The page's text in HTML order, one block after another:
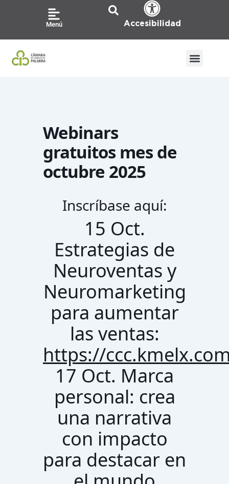
Menú Accesibilidad
Webinars
gratuitos mes de
octubre 2025
Inscríbase aquí:
15 Oct.
Estrategias de
Neuroventas y
Neuromarketing
para aumentar
las ventas:
https://
17 Oct. Marca
personal: crea
una narrativa
con impacto
para destacar en